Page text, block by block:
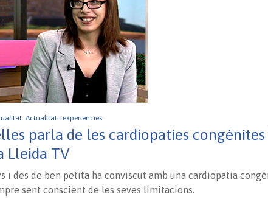
Actualitat i experiències.
parla de les cardiopaties congènites
Lleida TV
i des de ben petita ha conviscut amb una cardiopatia
sent conscient de les seves limitacions.